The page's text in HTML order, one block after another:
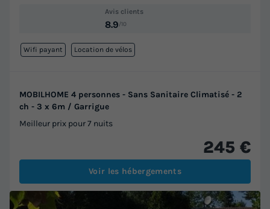
Avis clients
8.9/10
Wifi payant Location de vélos
MOBILHOME 4 personnes - Sans Sanitaire Climatisé - 2
ch - 3 x 6m / Garrigue
Meilleur prix pour 7 nuits
245 €
Voir les hébergements